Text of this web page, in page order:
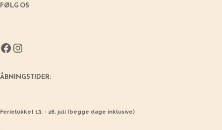
FØLG OS
Facebook
Instagram
ÅBNINGSTIDER:
Ferielukket 13. - 28. juli (begge dage inklusive)